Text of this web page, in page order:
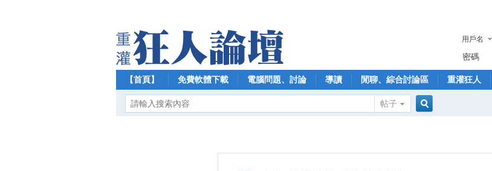
用戶名
密碼
【首頁】 免費軟體下載 電腦問題、討論 導讀 閒聊、綜合討論區 重灌狂人
帖子